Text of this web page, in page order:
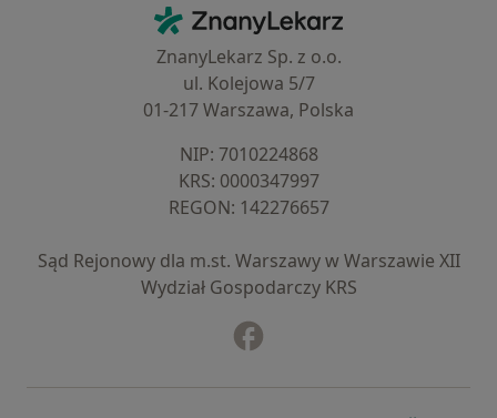
ZnanyLekarz - Strona główna
ZnanyLekarz Sp. z o.o.
ul. Kolejowa 5/7
01-217 Warszawa, Polska
NIP: ⁠7010224868
KRS: ⁠0000347997
REGON: ⁠142276657
Sąd Rejonowy dla m.st. Warszawy w Warszawie XII
Wydział Gospodarczy KRS